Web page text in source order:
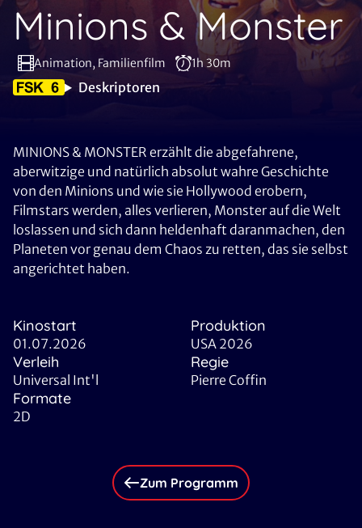
Minions & Monster
Animation, Familienfilm 1h 30m
Deskriptoren
MINIONS & MONSTER erzählt die abgefahrene,
aberwitzige und natürlich absolut wahre Geschichte
von den Minions und wie sie Hollywood erobern,
Filmstars werden, alles verlieren, Monster auf die Welt
loslassen und sich dann heldenhaft daranmachen, den
Planeten vor genau dem Chaos zu retten, das sie selbst
angerichtet haben.
Kinostart
01.07.2026
Produktion
USA 2026
Verleih
Universal Int'l
Regie
Pierre Coffin
Formate
2D
Zum Programm